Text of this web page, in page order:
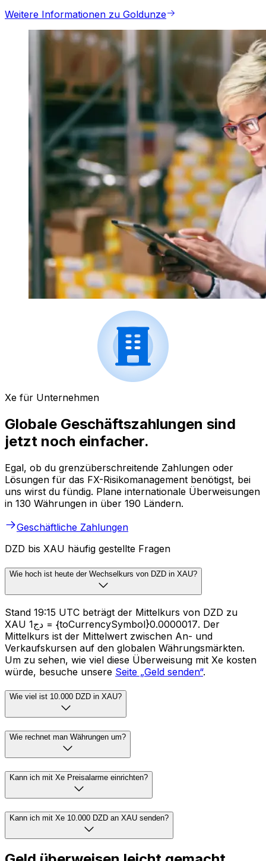
Weitere Informationen zu Goldunze
Xe für Unternehmen
Globale Geschäftszahlungen sind
jetzt noch einfacher.
Egal, ob du grenzüberschreitende Zahlungen oder
Lösungen für das FX-Risikomanagement benötigst, bei
uns wirst du fündig. Plane internationale Überweisungen
in 130 Währungen in über 190 Ländern.
Geschäftliche Zahlungen
DZD bis XAU häufig gestellte Fragen
Wie hoch ist heute der Wechselkurs von DZD in XAU?
Stand 19:15 UTC beträgt der Mittelkurs von DZD zu
XAU دج1 = {toCurrencySymbol}0.0000017. Der
Mittelkurs ist der Mittelwert zwischen An- und
Verkaufskursen auf den globalen Währungsmärkten.
Um zu sehen, wie viel diese Überweisung mit Xe kosten
würde, besuche unsere Seite „Geld senden“.
Wie viel ist 10.000 DZD in XAU?
Wie rechnet man Währungen um?
Kann ich mit Xe Preisalarme einrichten?
Kann ich mit Xe 10.000 DZD an XAU senden?